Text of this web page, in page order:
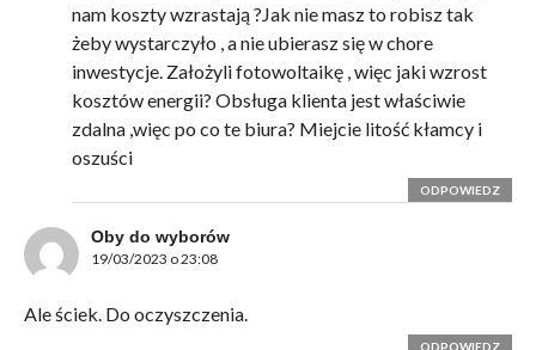
nam koszty wzrastają ?Jak nie masz to robisz tak
żeby wystarczyło , a nie ubierasz się w chore
inwestycje. Założyli fotowoltaikę , więc jaki wzrost
kosztów energii? Obsługa klienta jest właściwie
zdalna ,więc po co te biura? Miejcie litość kłamcy i
oszuści
ODPOWIEDZ
Oby do wyborów
19/03/2023 o 23:08
Ale ściek. Do oczyszczenia.
ODPOWIEDZ